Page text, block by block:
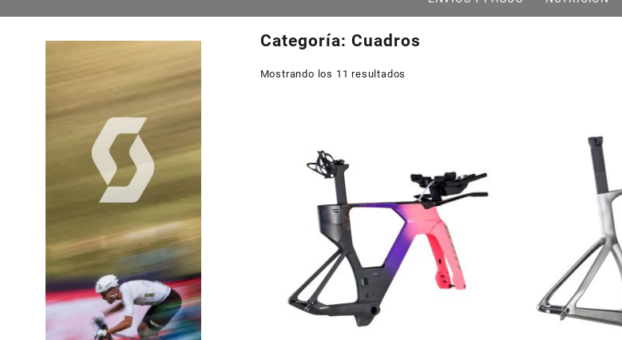
Categoría: Cuadros
Mostrando los 11 resultados